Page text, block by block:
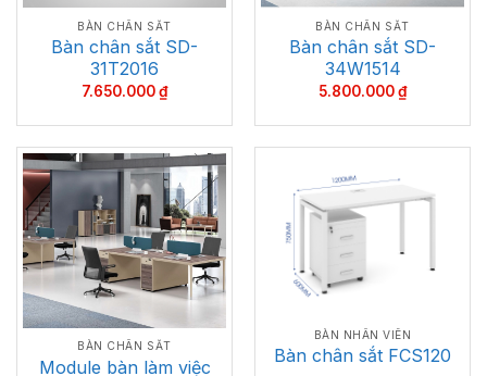
BÀN CHÂN SẮT
Bàn chân sắt SD-
31T2016
7.650.000₫
BÀN CHÂN SẮT
Bàn chân sắt SD-
34W1514
5.800.000₫
BÀN CHÂN SẮT
Module bàn làm việc
BÀN NHÂN VIÊN
Bàn chân sắt FCS120